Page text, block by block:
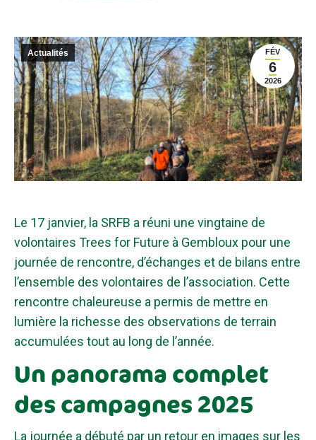
FÉV
6
2026
Actualités
Le 17 janvier, la SRFB a réuni une vingtaine de
volontaires Trees for Future à Gembloux pour une
journée de rencontre, d’échanges et de bilans entre
l’ensemble des volontaires de l’association. Cette
rencontre chaleureuse a permis de mettre en
lumière la richesse des observations de terrain
accumulées tout au long de l’année.
Un panorama complet
des campagnes 2025
La journée a débuté par un retour en images sur les